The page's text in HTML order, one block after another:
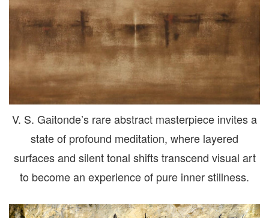
V. S. Gaitonde’s rare abstract masterpiece invites a
state of profound meditation, where layered
surfaces and silent tonal shifts transcend visual art
to become an experience of pure inner stillness.